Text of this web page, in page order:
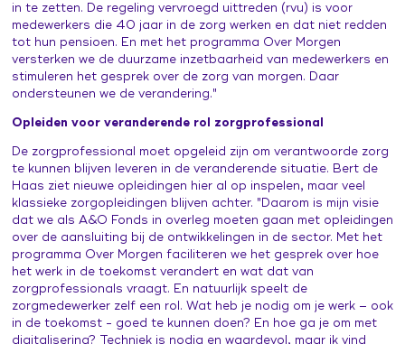
in te zetten. De regeling vervroegd uittreden (rvu) is voor
medewerkers die 40 jaar in de zorg werken en dat niet redden
tot hun pensioen. En met het programma Over Morgen
versterken we de duurzame inzetbaarheid van medewerkers en
stimuleren het gesprek over de zorg van morgen. Daar
ondersteunen we de verandering."
Opleiden voor veranderende rol zorgprofessional
De zorgprofessional moet opgeleid zijn om verantwoorde zorg
te kunnen blijven leveren in de veranderende situatie. Bert de
Haas ziet nieuwe opleidingen hier al op inspelen, maar veel
klassieke zorgopleidingen blijven achter. "Daarom is mijn visie
dat we als A&O Fonds in overleg moeten gaan met opleidingen
over de aansluiting bij de ontwikkelingen in de sector. Met het
programma Over Morgen faciliteren we het gesprek over hoe
het werk in de toekomst verandert en wat dat van
zorgprofessionals vraagt. En natuurlijk speelt de
zorgmedewerker zelf een rol. Wat heb je nodig om je werk – ook
in de toekomst - goed te kunnen doen? En hoe ga je om met
digitalisering? Techniek is nodig en waardevol, maar ik vind